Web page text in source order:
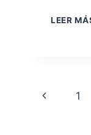
LEER
Página
1